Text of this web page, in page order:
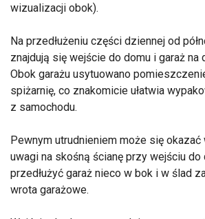
wizualizacji obok).
Na przedłużeniu części dziennej od
znajdują się wejście do domu i garaż na
Obok garażu usytuowano
spiżarnię, co znakomicie ułatwia
z samochodu.
Pewnym utrudnieniem może się okazać
uwagi na skośną ścianę przy wejściu do
przedłużyć garaż nieco w bok i w ślad
wrota garażowe.